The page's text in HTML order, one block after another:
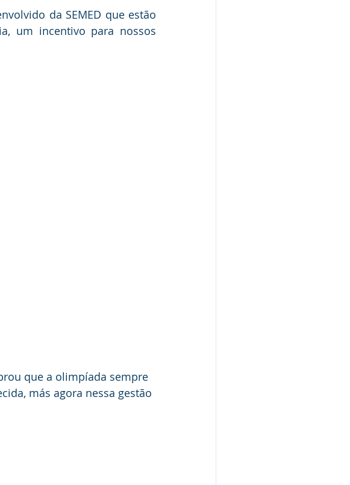
da SEMED que estão
um incentivo para nossos
que a olimpíada sempre
más agora nessa gestão